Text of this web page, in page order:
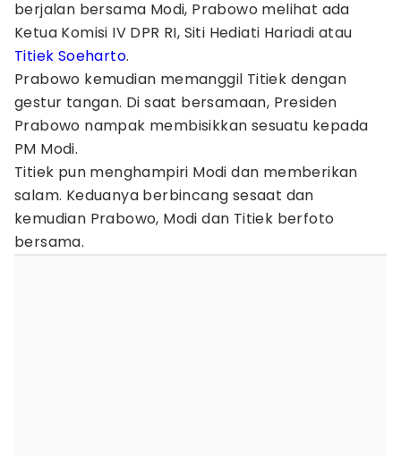
berjalan bersama Modi, Prabowo melihat ada
Ketua Komisi IV DPR RI, Siti Hediati Hariadi atau
Titiek Soeharto.
Prabowo kemudian memanggil Titiek dengan
gestur tangan. Di saat bersamaan, Presiden
Prabowo nampak membisikkan sesuatu kepada
PM Modi.
Titiek pun menghampiri Modi dan memberikan
salam. Keduanya berbincang sesaat dan
kemudian Prabowo, Modi dan Titiek berfoto
bersama.